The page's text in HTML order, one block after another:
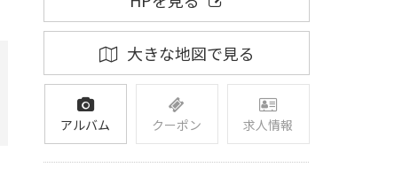
大きな地図で見る
アルバム クーポン 求人情報